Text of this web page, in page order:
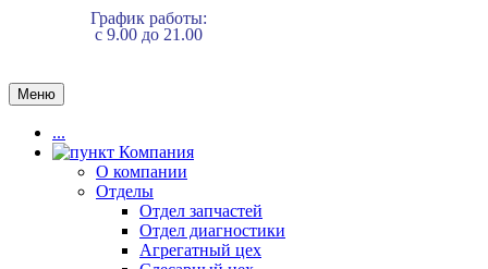
График работы:
с 9.00 до 21.00
Меню
...
Компания
О компании
Отделы
Отдел запчастей
Отдел диагностики
Агрегатный цех